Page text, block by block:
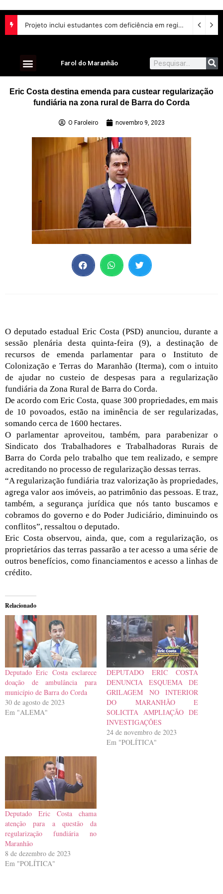
Projeto inclui estudantes com deficiência em regime escolar especial
Farol do Maranhão
Eric Costa destina emenda para custear regularização
fundiária na zona rural de Barra do Corda
O Faroleiro novembro 9, 2023
O deputado estadual Eric Costa (PSD) anunciou, durante a
sessão plenária desta quinta-feira (9), a destinação de
recursos de emenda parlamentar para o Instituto de
Colonização e Terras do Maranhão (Iterma), com o intuito
de ajudar no custeio de despesas para a regularização
fundiária da Zona Rural de Barra do Corda.
De acordo com Eric Costa, quase 300 propriedades, em mais
de 10 povoados, estão na iminência de ser regularizadas,
somando cerca de 1600 hectares.
O parlamentar aproveitou, também, para parabenizar o
Sindicato dos Trabalhadores e Trabalhadoras Rurais de
Barra do Corda pelo trabalho que tem realizado, e sempre
acreditando no processo de regularização dessas terras.
“A regularização fundiária traz valorização às propriedades,
agrega valor aos imóveis, ao patrimônio das pessoas. E traz,
também, a segurança jurídica que nós tanto buscamos e
cobramos do governo e do Poder Judiciário, diminuindo os
conflitos”, ressaltou o deputado.
Eric Costa observou, ainda, que, com a regularização, os
proprietários das terras passarão a ter acesso a uma série de
outros benefícios, como financiamentos e acesso a linhas de
crédito.
Relacionado
Deputado Eric Costa esclarece
doação de ambulância para
município de Barra do Corda
30 de agosto de 2023
Em "ALEMA"
DEPUTADO ERIC COSTA
DENUNCIA ESQUEMA DE
GRILAGEM NO INTERIOR
DO MARANHÃO E
SOLICITA AMPLIAÇÃO DE
INVESTIGAÇÕES
24 de novembro de 2023
Em "POLÍTICA"
Deputado Eric Costa chama
atenção para a questão da
regularização fundiária no
Maranhão
8 de dezembro de 2023
Em "POLÍTICA"